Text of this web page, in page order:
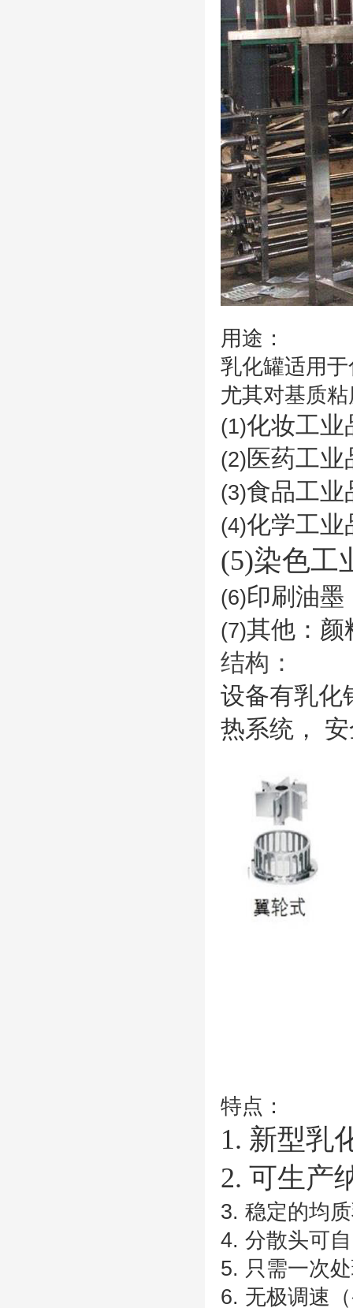
用途：
乳化罐适用
尤其对基质
(1)化妆工业
(2)医药工
(3)食品工业
(4)化学工业
(5)染色工
(6)印刷油墨
(7)其他：颜
结构：
设备有乳化
热系统，
特点：
1. 新型乳
2. 可生产
3. 稳定的均
4. 分散头可
5. 只需一次
6. 无极调速